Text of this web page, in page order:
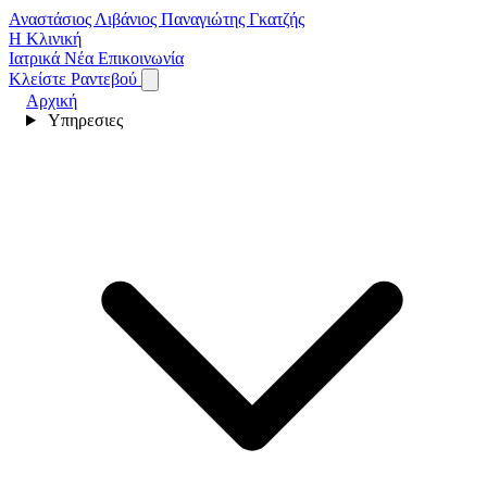
Αναστάσιος Λιβάνιος Παναγιώτης Γκατζής
Η Κλινική
Ιατρικά Νέα Επικοινωνία
Κλείστε Ραντεβού
Αρχική
Υπηρεσιες